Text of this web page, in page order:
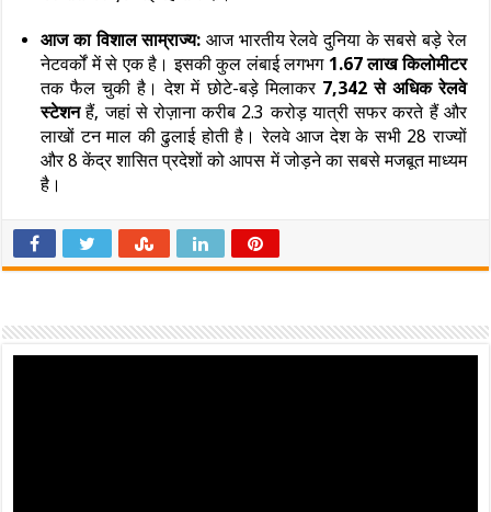
आज का विशाल साम्राज्य: आज भारतीय रेलवे दुनिया के सबसे बड़े रेल
नेटवर्कों में से एक है। इसकी कुल लंबाई लगभग 1.67 लाख किलोमीटर
तक फैल चुकी है। देश में छोटे-बड़े मिलाकर 7,342 से अधिक रेलवे
स्टेशनहैं, जहां से रोज़ाना करीब 2.3 करोड़ यात्री सफर करते हैं और
लाखों टन माल की ढुलाई होती है। रेलवे आज देश के सभी 28 राज्यों
और 8 केंद्र शासित प्रदेशों को आपस में जोड़ने का सबसे मजबूत माध्यम
है।